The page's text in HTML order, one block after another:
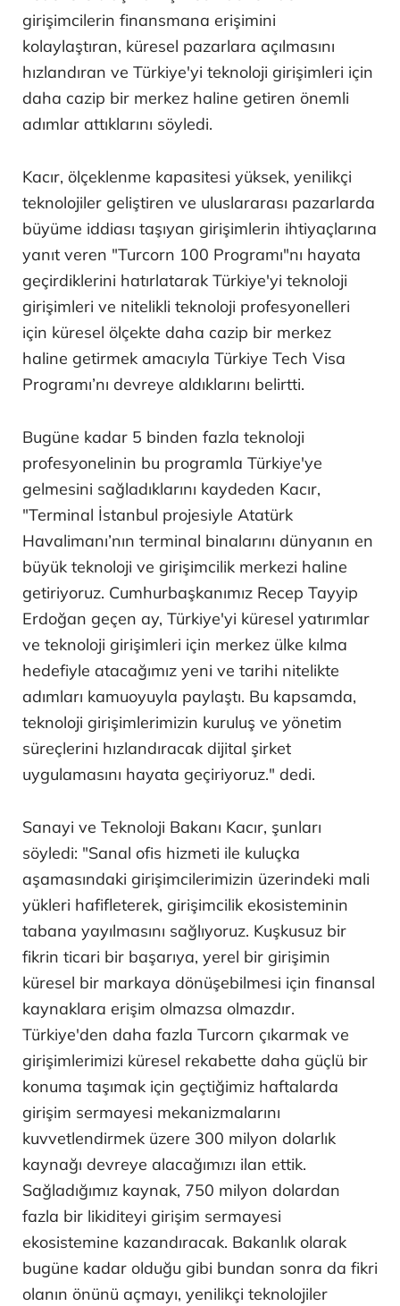
girişimcilerin finansmana erişimini
kolaylaştıran, küresel pazarlara açılmasını
hızlandıran ve Türkiye'yi teknoloji girişimleri için
daha cazip bir merkez haline getiren önemli
adımlar attıklarını söyledi.
Kacır, ölçeklenme kapasitesi yüksek, yenilikçi
teknolojiler geliştiren ve uluslararası pazarlarda
büyüme iddiası taşıyan girişimlerin ihtiyaçlarına
yanıt veren "Turcorn 100 Programı"nı hayata
geçirdiklerini hatırlatarak Türkiye'yi teknoloji
girişimleri ve nitelikli teknoloji profesyonelleri
için küresel ölçekte daha cazip bir merkez
haline getirmek amacıyla Türkiye Tech Visa
Programı’nı devreye aldıklarını belirtti.
Bugüne kadar 5 binden fazla teknoloji
profesyonelinin bu programla Türkiye'ye
gelmesini sağladıklarını kaydeden Kacır,
"Terminal İstanbul projesiyle Atatürk
Havalimanı’nın terminal binalarını dünyanın en
büyük teknoloji ve girişimcilik merkezi haline
getiriyoruz. Cumhurbaşkanımız Recep Tayyip
Erdoğan geçen ay, Türkiye'yi küresel yatırımlar
ve teknoloji girişimleri için merkez ülke kılma
hedefiyle atacağımız yeni ve tarihi nitelikte
adımları kamuoyuyla paylaştı. Bu kapsamda,
teknoloji girişimlerimizin kuruluş ve yönetim
süreçlerini hızlandıracak dijital şirket
uygulamasını hayata geçiriyoruz." dedi.
Sanayi ve Teknoloji Bakanı Kacır, şunları
söyledi: "Sanal ofis hizmeti ile kuluçka
aşamasındaki girişimcilerimizin üzerindeki mali
yükleri hafifleterek, girişimcilik ekosisteminin
tabana yayılmasını sağlıyoruz. Kuşkusuz bir
fikrin ticari bir başarıya, yerel bir girişimin
küresel bir markaya dönüşebilmesi için finansal
kaynaklara erişim olmazsa olmazdır.
Türkiye'den daha fazla Turcorn çıkarmak ve
girişimlerimizi küresel rekabette daha güçlü bir
konuma taşımak için geçtiğimiz haftalarda
girişim sermayesi mekanizmalarını
kuvvetlendirmek üzere 300 milyon dolarlık
kaynağı devreye alacağımızı ilan ettik.
Sağladığımız kaynak, 750 milyon dolardan
fazla bir likiditeyi girişim sermayesi
ekosistemine kazandıracak. Bakanlık olarak
bugüne kadar olduğu gibi bundan sonra da fikri
olanın önünü açmayı, yenilikçi teknolojiler